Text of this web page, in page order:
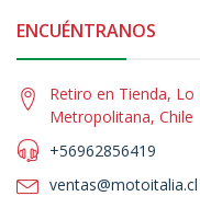
ENCUÉNTRANOS
Retiro en Tienda,
Metropolitana, Chile
+56962856419
ventas@motoitalia.cl